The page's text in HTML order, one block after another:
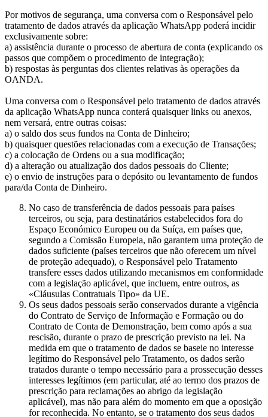
Por motivos de segurança, uma conversa com o Responsável pelo
tratamento de dados através da aplicação WhatsApp poderá incidir
exclusivamente sobre:
a) assistência durante o processo de abertura de conta (explicando os
passos que compõem o procedimento de integração);
b) respostas às perguntas dos clientes relativas às operações da
OANDA.
Uma conversa com o Responsável pelo tratamento de dados através
da aplicação WhatsApp nunca conterá quaisquer links ou anexos,
nem versará, entre outras coisas:
a) o saldo dos seus fundos na Conta de Dinheiro;
b) quaisquer questões relacionadas com a execução de Transações;
c) a colocação de Ordens ou a sua modificação;
d) a alteração ou atualização dos dados pessoais do Cliente;
e) o envio de instruções para o depósito ou levantamento de fundos
para/da Conta de Dinheiro.
No caso de transferência de dados pessoais para países
terceiros, ou seja, para destinatários estabelecidos fora do
Espaço Económico Europeu ou da Suíça, em países que,
segundo a Comissão Europeia, não garantem uma proteção de
dados suficiente (países terceiros que não oferecem um nível
de proteção adequado), o Responsável pelo Tratamento
transfere esses dados utilizando mecanismos em conformidade
com a legislação aplicável, que incluem, entre outros, as
«Cláusulas Contratuais Tipo» da UE.
Os seus dados pessoais serão conservados durante a vigência
do Contrato de Serviço de Informação e Formação ou do
Contrato de Conta de Demonstração, bem como após a sua
rescisão, durante o prazo de prescrição previsto na lei. Na
medida em que o tratamento de dados se baseie no interesse
legítimo do Responsável pelo Tratamento, os dados serão
tratados durante o tempo necessário para a prossecução desses
interesses legítimos (em particular, até ao termo dos prazos de
prescrição para reclamações ao abrigo da legislação
aplicável), mas não para além do momento em que a oposição
for reconhecida. No entanto, se o tratamento dos seus dados